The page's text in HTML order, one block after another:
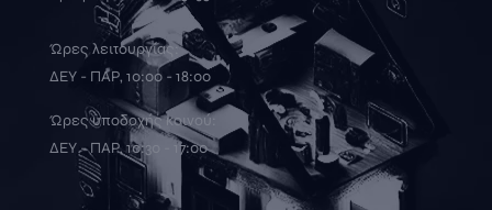
Ώρες λειτουργίας:
ΔΕΥ - ΠΑΡ, 10:00 - 18:00
Ώρες υποδοχής κοινού:
ΔΕΥ - ΠΑΡ, 10:30 - 17:00